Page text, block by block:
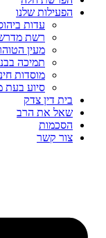
הפעילות שלנו
עדות
רשת
מעין
תמיכה
מוסדות
סיוע
בית דין צדק
שאל את הרב
הסכמות
צור קשר